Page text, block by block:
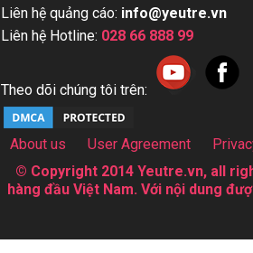
Liên hệ quảng cáo: info@yeutre.vn
Liên hệ Hotline: 028 66 888 99
Theo dõi chúng tôi trên:
About us User Agreement
© Copyright 2014 Yeutre.vn, all
hàng đầu Việt Nam. Với nội dung